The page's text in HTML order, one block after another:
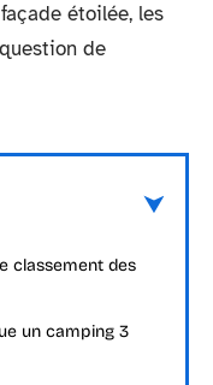
étoilée, les
de
classement des
un camping 3